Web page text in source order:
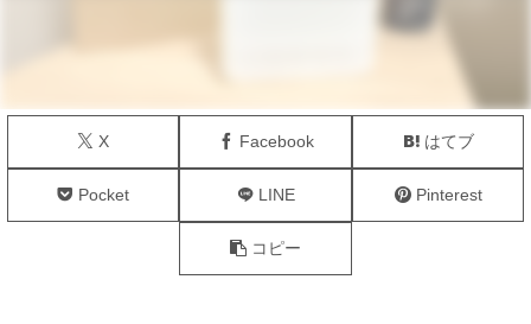
X Facebook はてブ
Pocket LINE Pinterest
コピー